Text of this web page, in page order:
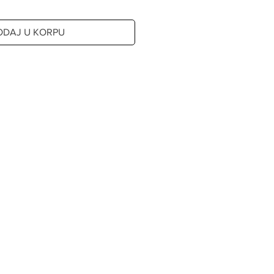
U KORPU